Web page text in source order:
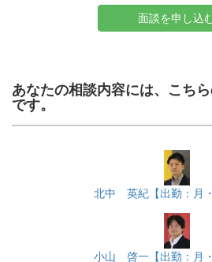
面談を申し込
あなたの相談内容には、こち
です。
北中 英紀【出勤：月・
小山 啓一【出勤：月・